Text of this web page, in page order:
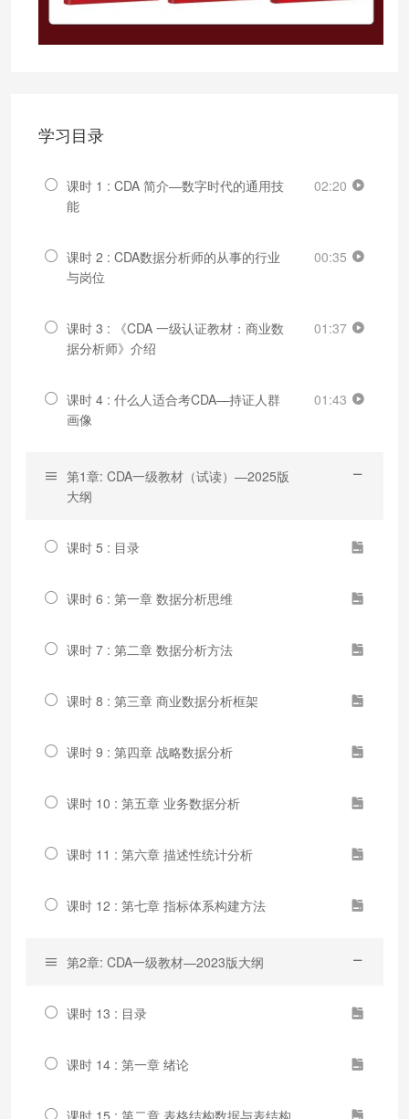
学习目录
课时 1 : CDA 简介—数字时代的通用技
能
02:20
课时 2 : CDA数据分析师的从事的行业
与岗位
00:35
课时 3 : 《CDA 一级认证教材：商业数
据分析师》介绍
01:37
课时 4 : 什么人适合考CDA—持证人群
画像
01:43
第1章: CDA一级教材（试读）—2025版
大纲
课时 5 : 目录
课时 6 : 第一章 数据分析思维
课时 7 : 第二章 数据分析方法
课时 8 : 第三章 商业数据分析框架
课时 9 : 第四章 战略数据分析
课时 10 : 第五章 业务数据分析
课时 11 : 第六章 描述性统计分析
课时 12 : 第七章 指标体系构建方法
第2章: CDA一级教材—2023版大纲
课时 13 : 目录
课时 14 : 第一章 绪论